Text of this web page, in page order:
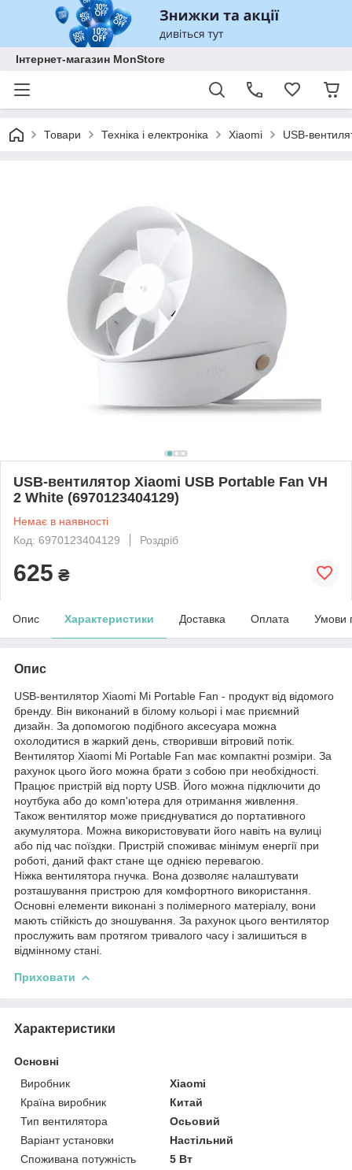
Інтернет-магазин MonStore
Товари Техніка і електроніка Xiaomi USB-
USB-вентилятор Xiaomi USB Portable Fan VH
2 White (6970123404129)
Немає в наявності
Код: 6970123404129
Роздріб
625 ₴
Опис Характеристики Доставка Оплата Умови
Опис
USB-вентилятор Xiaomi Mi Portable Fan - продукт від відомого
бренду. Він виконаний в білому кольорі і має приємний
дизайн. За допомогою подібного аксесуара можна
охолодитися в жаркий день, створивши вітровий потік.
Вентилятор Xiaomi Mi Portable Fan має компактні розміри. За
рахунок цього його можна брати з собою при необхідності.
Працює пристрій від порту USB. Його можна підключити до
ноутбука або до комп'ютера для отримання живлення.
Також вентилятор може приєднуватися до портативного
акумулятора. Можна використовувати його навіть на вулиці
або під час поїздки. Пристрій споживає мінімум енергії при
роботі, даний факт стане ще однією перевагою.
Ніжка вентилятора гнучка. Вона дозволяє налаштувати
розташування пристрою для комфортного використання.
Основні елементи виконані з полімерного матеріалу, вони
мають стійкість до зношування. За рахунок цього вентилятор
прослужить вам протягом тривалого часу і залишиться в
відмінному стані.
Приховати
Характеристики
Основні
Виробник
Xiaomi
Країна виробник
Китай
Тип вентилятора
Осьовий
Варіант установки
Настільний
Споживана потужність
5 Вт